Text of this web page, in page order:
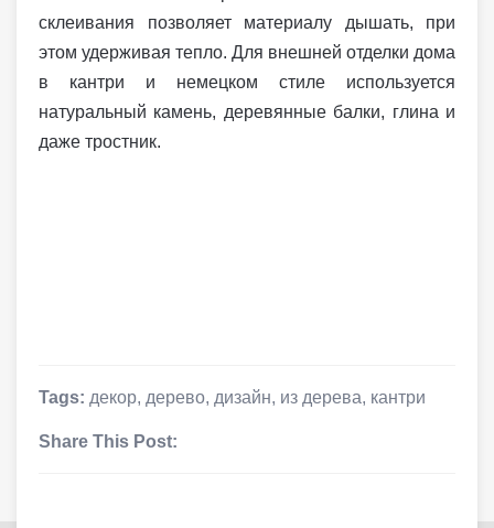
склеивания позволяет материалу дышать, при
этом удерживая тепло. Для внешней отделки дома
в кантри и немецком стиле используется
натуральный камень, деревянные балки, глина и
даже тростник.
Tags: декор, дерево, дизайн, из дерева, кантри
Share This Post: